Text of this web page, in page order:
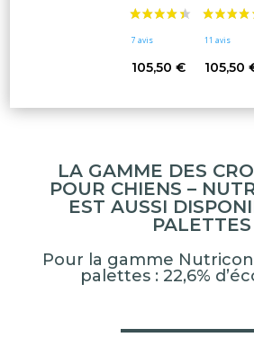
105,50€ 105,50
LA GAMME DES
POUR CHIENS –
EST AUSSI
PALETTES
Pour la gamme
palettes : 22,6%